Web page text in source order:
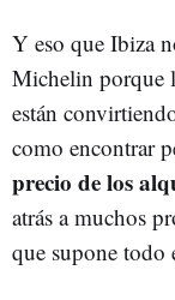
Y eso que Ibiza
Michelin porque
están
como encontrar
precio de los
atrás a muchos
que supone todo